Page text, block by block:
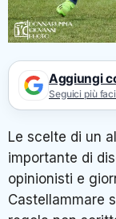
Aggiungi
Seguici più
Le scelte di un
importante di
opinionisti e
Castellammare